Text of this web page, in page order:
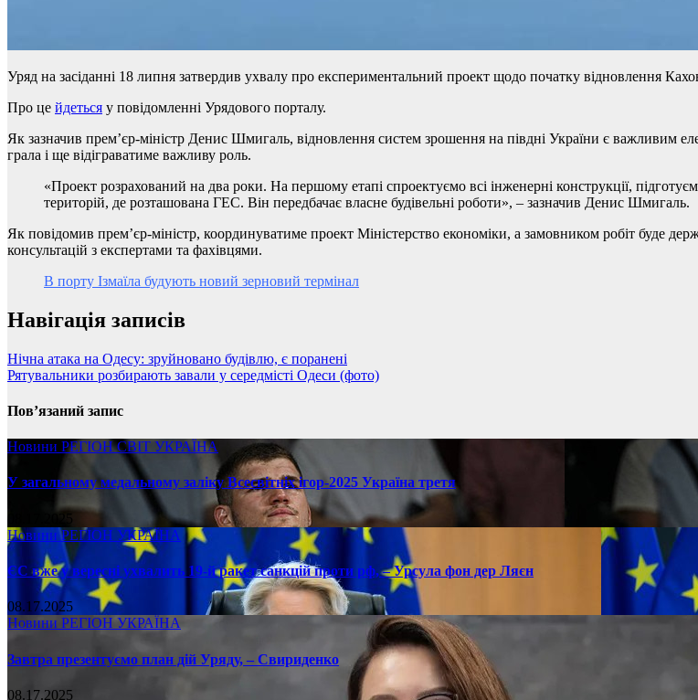
Уряд на засіданні 18 липня затвердив ухвалу про експериментальний проект щодо початку відновлення
Про це йдеться у повідомленні Урядового порталу.
Як зазначив прем’єр-міністр Денис Шмигаль, відновлення систем зрошення на півдні України є важливим
грала і ще відіграватиме важливу роль.
«Проект розрахований на два роки. На першому етапі спроектуємо всі інженерні конструкції,
територій, де розташована ГЕС. Він передбачає власне будівельні роботи», – зазначив Денис Шмигаль.
Як повідомив прем’єр-міністр, координуватиме проект Міністерство економіки, а замовником робіт буде
консультацій з експертами та фахівцями.
В порту Ізмаїла будують новий зерновий термінал
Навігація записів
Нічна атака на Одесу: зруйновано будівлю, є поранені
Рятувальники розбирають завали у середмісті Одеси (фото)
Пов’язаний запис
Новини РЕГІОНСВІТ УКРАЇНА
У загальному медальному заліку Всесвітніх ігор-2025 Україна третя
08.17.2025
НовиниРЕГІОН УКРАЇНА
ЄС вже у вересні ухвалить 19-й ракет санкцій проти рф, – Урсула фон дер Ляєн
08.17.2025
Новини РЕГІОН УКРАЇНА
Завтра презентуємо план дій Уряду, – Свириденко
08.17.2025